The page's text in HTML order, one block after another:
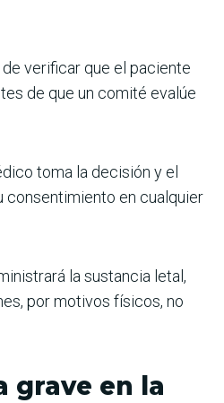
verificar que el paciente
de que un comité evalúe
toma la decisión y el
consentimiento en cualquier
la sustancia letal,
por motivos físicos, no
grave en la